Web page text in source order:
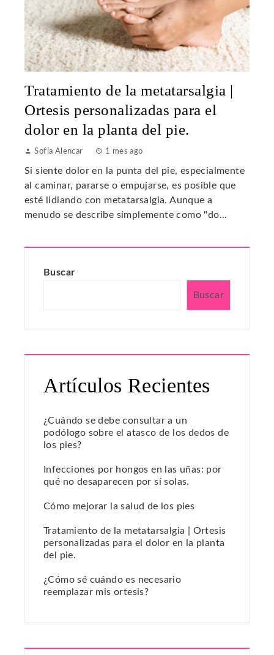
Tratamiento de la metatarsalgia |
Ortesis personalizadas para el
dolor en la planta del pie.
Sofía Alencar 1 mes ago
Si siente dolor en la punta del pie, especialmente
al caminar, pararse o empujarse, es posible que
esté lidiando con metatarsalgia. Aunque a
menudo se describe simplemente como "do...
Buscar
Buscar
Artículos Recientes
¿Cuándo se debe consultar a un
podólogo sobre el atasco de los dedos de
los pies?
Infecciones por hongos en las uñas: por
qué no desaparecen por sí solas.
Cómo mejorar la salud de los pies
Tratamiento de la metatarsalgia | Ortesis
personalizadas para el dolor en la planta
del pie.
¿Cómo sé cuándo es necesario
reemplazar mis ortesis?